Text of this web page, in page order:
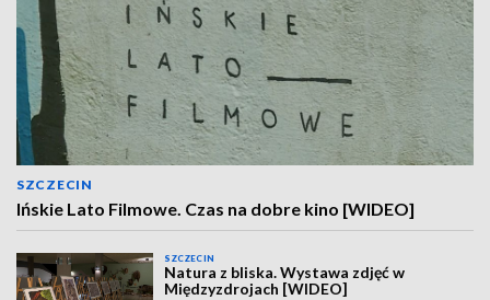
SZCZECIN
Ińskie Lato Filmowe. Czas na dobre kino [WIDEO]
SZCZECIN
Natura z bliska. Wystawa zdjęć w
Międzyzdrojach [WIDEO]